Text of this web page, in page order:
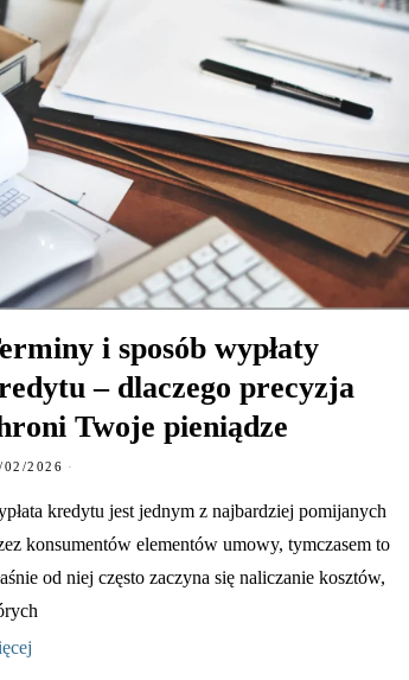
i sposób wypłaty
– dlaczego precyzja
Twoje pieniądze
02/2026
kredytu jest jednym z najbardziej pomijanych
konsumentów elementów umowy, tymczasem to
od niej często zaczyna się naliczanie kosztów,